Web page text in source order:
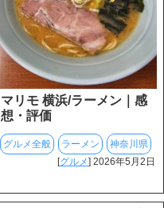
マリモ 横浜/ラーメン｜感
想・評価
グルメ全般 ラーメン
神奈川県
[グルメ] 2026年5月2日